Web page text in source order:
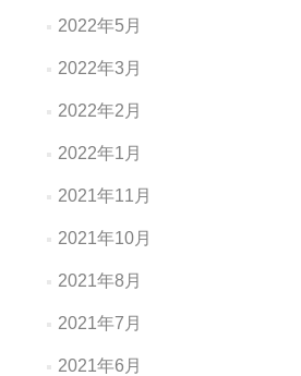
2022年5月
2022年3月
2022年2月
2022年1月
2021年11月
2021年10月
2021年8月
2021年7月
2021年6月